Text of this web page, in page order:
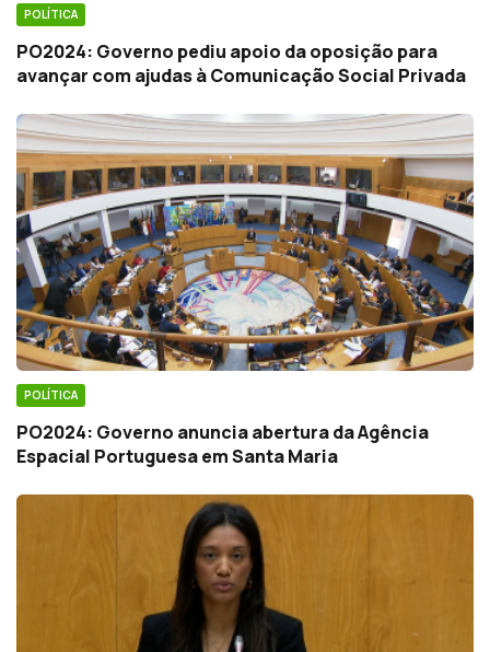
POLÍTICA
PO2024: Governo pediu apoio da oposição para
avançar com ajudas à Comunicação Social Privada
POLÍTICA
PO2024: Governo anuncia abertura da Agência
Espacial Portuguesa em Santa Maria